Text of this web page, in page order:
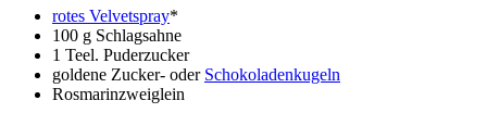
rotes Velvetspray*
100 g Schlagsahne
1 Teel. Puderzucker
goldene Zucker- oder Schokoladenkugeln
Rosmarinzweiglein